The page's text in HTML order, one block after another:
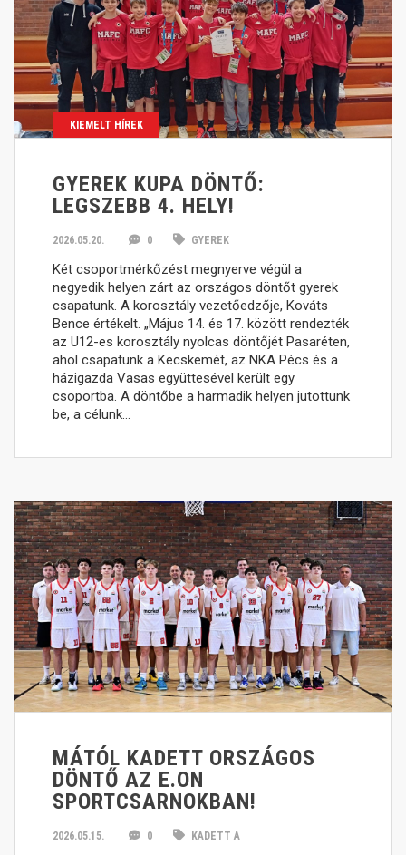
KIEMELT HÍREK
GYEREK KUPA DÖNTŐ:
LEGSZEBB 4. HELY!
2026.05.20. 0 GYEREK
Két csoportmérkőzést megnyerve végül a
negyedik helyen zárt az országos döntőt gyerek
csapatunk. A korosztály vezetőedzője, Kováts
Bence értékelt. „Május 14. és 17. között rendezték
az U12-es korosztály nyolcas döntőjét Pasaréten,
ahol csapatunk a Kecskemét, az NKA Pécs és a
házigazda Vasas együttesével került egy
csoportba. A döntőbe a harmadik helyen jutottunk
be, a célunk…
MÁTÓL KADETT ORSZÁGOS
DÖNTŐ AZ E.ON
SPORTCSARNOKBAN!
2026.05.15. 0 KADETT A